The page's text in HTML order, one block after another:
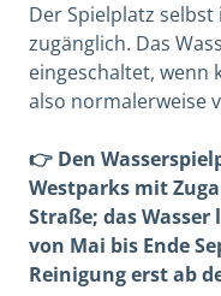
Der Spielplatz selbst
zugänglich. Das
eingeschaltet, wenn
also normalerweise
👉 Den
Westparks mit
Straße; das
von Mai bis Ende
Reinigung erst ab